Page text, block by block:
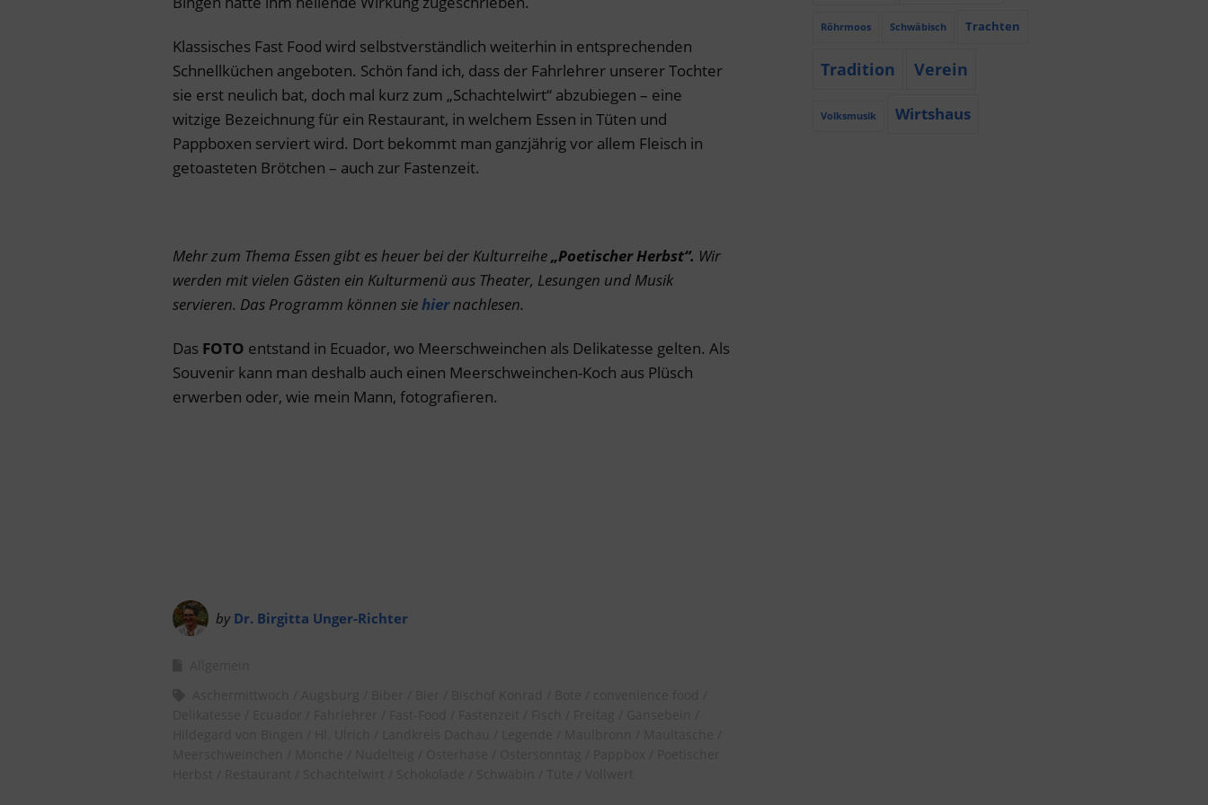
Klassisches Fast Food wird selbstverständlich weiterhin in entsprechenden
Schnellküchen angeboten. Schön fand ich, dass der Fahrlehrer unserer Tochter
sie erst neulich bat, doch mal kurz zum „Schachtelwirt“ abzubiegen – eine
witzige Bezeichnung für ein Restaurant, in welchem Essen in Tüten und
Pappboxen serviert wird. Dort bekommt man ganzjährig vor allem Fleisch in
getoasteten Brötchen – auch zur Fastenzeit.
Mehr zum Thema Essen gibt es heuer bei der Kulturreihe„Poetischer Herbst“. Wir
werden mit vielen Gästen ein Kulturmenü aus Theater, Lesungen und Musik
servieren. Das Programm können siehiernachlesen.
Das FOTO entstand in Ecuador, wo Meerschweinchen als Delikatesse gelten. Als
Souvenir kann man deshalb auch einen Meerschweinchen-Koch aus Plüsch
erwerben oder, wie mein Mann, fotografieren.
by Dr. Birgitta Unger-Richter
Röhrmoos Schwäbisch Trachten
Tradition Verein
Volksmusik Wirtshaus